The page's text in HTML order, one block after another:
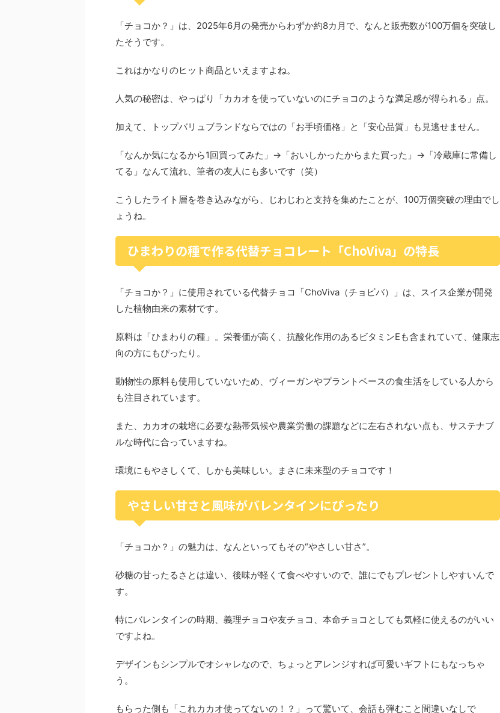
「チョコか？」は、2025年6月の発売からわずか約8カ月で、なんと販売数が100万個を突破し
たそうです。
これはかなりのヒット商品といえますよね。
人気の秘密は、やっぱり「カカオを使っていないのにチョコのような満足感が得られる」点。
加えて、トップバリュブランドならではの「お手頃価格」と「安心品質」も見逃せません。
「なんか気になるから1回買ってみた」→「おいしかったからまた買った」→「冷蔵庫に常備し
てる」なんて流れ、筆者の友人にも多いです（笑）
こうしたライト層を巻き込みながら、じわじわと支持を集めたことが、100万個突破の理由でし
ょうね。
ひまわりの種で作る代替チョコレート「ChoViva」の特長
「チョコか？」に使用されている代替チョコ「ChoViva（チョビバ）」は、スイス企業が開発
した植物由来の素材です。
原料は「ひまわりの種」。栄養価が高く、抗酸化作用のあるビタミンEも含まれていて、健康志
向の方にもぴったり。
動物性の原料も使用していないため、ヴィーガンやプラントベースの食生活をしている人から
も注目されています。
また、カカオの栽培に必要な熱帯気候や農業労働の課題などに左右されない点も、サステナブ
ルな時代に合っていますね。
環境にもやさしくて、しかも美味しい。まさに未来型のチョコです！
やさしい甘さと風味がバレンタインにぴったり
「チョコか？」の魅力は、なんといってもその“やさしい甘さ”。
砂糖の甘ったるさとは違い、後味が軽くて食べやすいので、誰にでもプレゼントしやすいんで
す。
特にバレンタインの時期、義理チョコや友チョコ、本命チョコとしても気軽に使えるのがいい
ですよね。
デザインもシンプルでオシャレなので、ちょっとアレンジすれば可愛いギフトにもなっちゃ
う。
もらった側も「これカカオ使ってないの！？」って驚いて、会話も弾むこと間違いなしで